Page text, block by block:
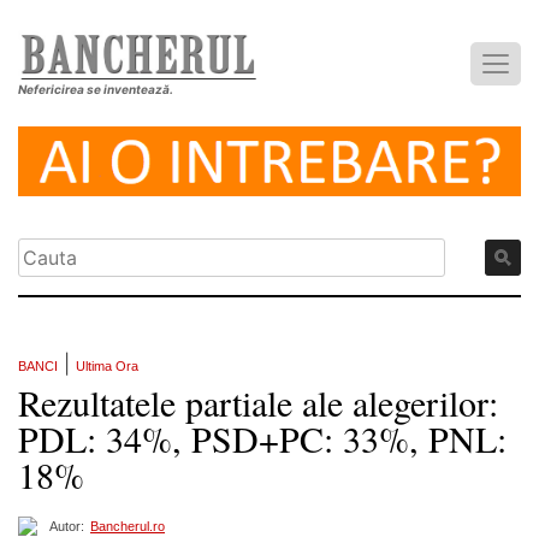
Nefericirea se inventează.
BANCI Ultima Ora
Rezultatele partiale ale alegerilor:
PDL: 34%, PSD+PC: 33%, PNL:
18%
Autor: Bancherul.ro